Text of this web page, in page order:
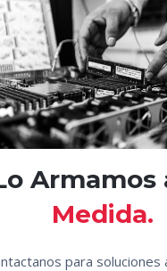
Armamos
Medida.
para soluciones